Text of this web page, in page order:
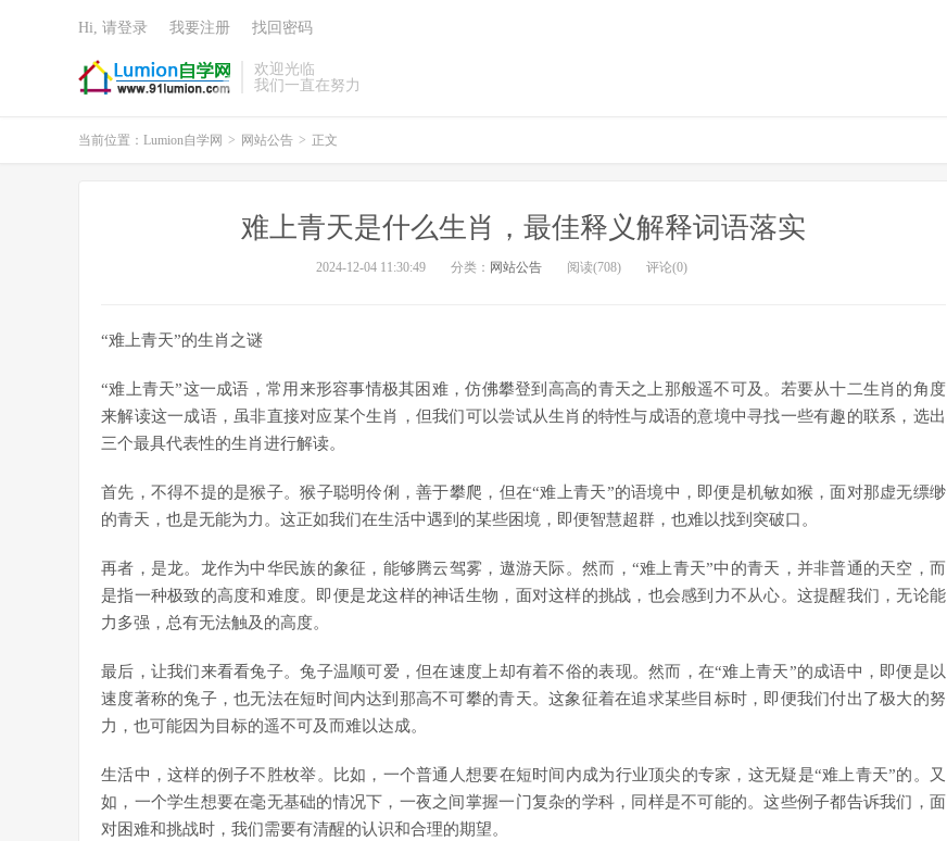
欢迎光临
我们一直在努力
Hi, 请登录 我要注册 找回密码
当前位置： Lumion自学网 > 网站公告 > 正文
难上青天是什么生肖，最佳释义解释词语落实
2024-12-04 11:30:49 分类： 网站公告 阅读(708) 评论(0)
“难上青天”的生肖之谜
“难上青天”这一成语，常用来形容事情极其困难，仿佛攀登到高高的青天之上那般遥不可及。若要从十二生肖的角度
来解读这一成语，虽非直接对应某个生肖，但我们可以尝试从生肖的特性与成语的意境中寻找一些有趣的联系，选出
三个最具代表性的生肖进行解读。
首先，不得不提的是猴子。猴子聪明伶俐，善于攀爬，但在“难上青天”的语境中，即便是机敏如猴，面对那虚无缥缈
的青天，也是无能为力。这正如我们在生活中遇到的某些困境，即便智慧超群，也难以找到突破口。
再者，是龙。龙作为中华民族的象征，能够腾云驾雾，遨游天际。然而，“难上青天”中的青天，并非普通的天空，而
是指一种极致的高度和难度。即便是龙这样的神话生物，面对这样的挑战，也会感到力不从心。这提醒我们，无论能
力多强，总有无法触及的高度。
最后，让我们来看看兔子。兔子温顺可爱，但在速度上却有着不俗的表现。然而，在“难上青天”的成语中，即便是以
速度著称的兔子，也无法在短时间内达到那高不可攀的青天。这象征着在追求某些目标时，即便我们付出了极大的努
力，也可能因为目标的遥不可及而难以达成。
生活中，这样的例子不胜枚举。比如，一个普通人想要在短时间内成为行业顶尖的专家，这无疑是“难上青天”的。又
如，一个学生想要在毫无基础的情况下，一夜之间掌握一门复杂的学科，同样是不可能的。这些例子都告诉我们，面
对困难和挑战时，我们需要有清醒的认识和合理的期望。